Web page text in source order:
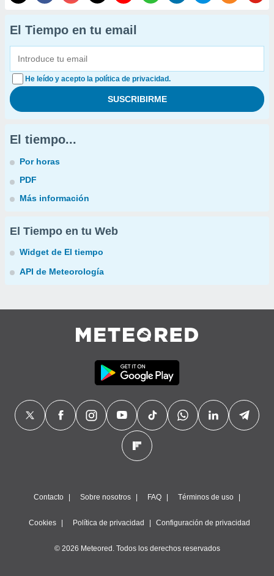
El Tiempo en tu email
He leído y acepto la política de privacidad.
El tiempo...
Por horas
PDF
Más información
El Tiempo en tu Web
Widget de El tiempo
API de Meteorología
Contacto Sobre nosotros FAQ Términos de uso
Cookies Política de privacidad Configuración de privacidad
© 2026 Meteored. Todos los derechos reservados